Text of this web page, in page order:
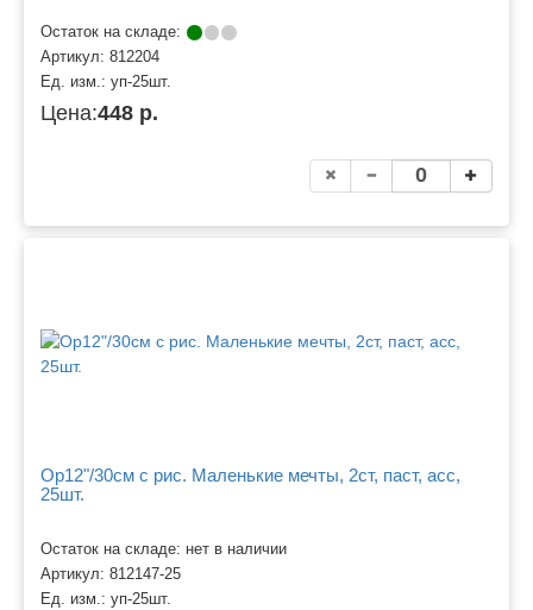
Остаток на складе:
Артикул: 812204
Ед. изм.: уп-25шт.
Цена:448 р.
Ор12"/30см с рис. Маленькие мечты, 2ст, паст, асс,
25шт.
Остаток на складе: нет в наличии
Артикул: 812147-25
Ед. изм.: уп-25шт.